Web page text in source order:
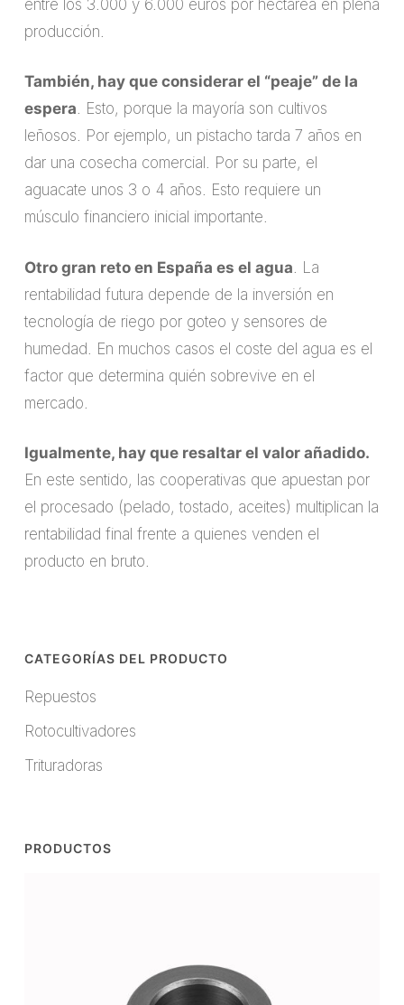
entre los 3.000 y 6.000 euros por hectárea en plena
producción.
También, hay que considerar el “peaje” de la
espera. Esto, porque la mayoría son cultivos
leñosos. Por ejemplo, un pistacho tarda 7 años en
dar una cosecha comercial. Por su parte, el
aguacate unos 3 o 4 años. Esto requiere un
músculo financiero inicial importante.
Otro gran reto en España es el agua . La
rentabilidad futura depende de la inversión en
tecnología de riego por goteo y sensores de
humedad. En muchos casos el coste del agua es el
factor que determina quién sobrevive en el
mercado.
Igualmente, hay que resaltar el valor añadido.
En este sentido, las cooperativas que apuestan por
el procesado (pelado, tostado, aceites) multiplican la
rentabilidad final frente a quienes venden el
producto en bruto.
CATEGORÍAS DEL PRODUCTO
Repuestos
Rotocultivadores
Trituradoras
PRODUCTOS